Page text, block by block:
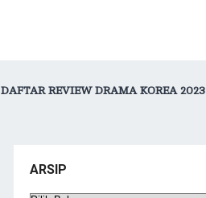
DAFTAR REVIEW DRAMA KOREA 2023
ARSIP